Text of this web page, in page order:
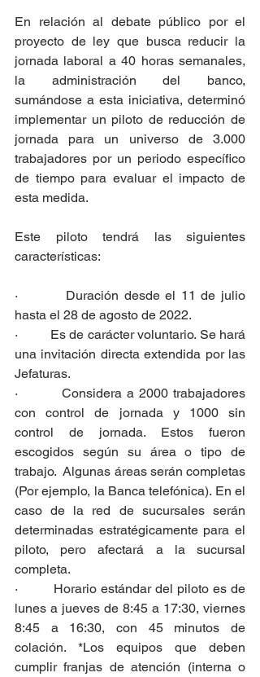
En relación al debate público por el
proyecto de ley que busca reducir la
jornada laboral a 40 horas semanales,
la administración del banco,
sumándose a esta iniciativa, determinó
implementar un piloto de reducción de
jornada para un universo de 3.000
trabajadores por un periodo específico
de tiempo para evaluar el impacto de
esta medida.
Este piloto tendrá las siguientes
características:
·         Duración desde el 11 de julio
hasta el 28 de agosto de 2022.
·         Es de carácter voluntario. Se hará
una invitación directa extendida por las
Jefaturas.
·         Considera a 2000 trabajadores
con control de jornada y 1000 sin
control de jornada. Estos fueron
escogidos según su área o tipo de
trabajo.  Algunas áreas serán completas
(Por ejemplo, la Banca telefónica). En el
caso de la red de sucursales serán
determinadas estratégicamente para el
piloto, pero afectará a la sucursal
completa.
·         Horario estándar del piloto es de
lunes a jueves de 8:45 a 17:30, viernes
8:45 a 16:30, con 45 minutos de
colación. *Los equipos que deben
cumplir franjas de atención (interna o